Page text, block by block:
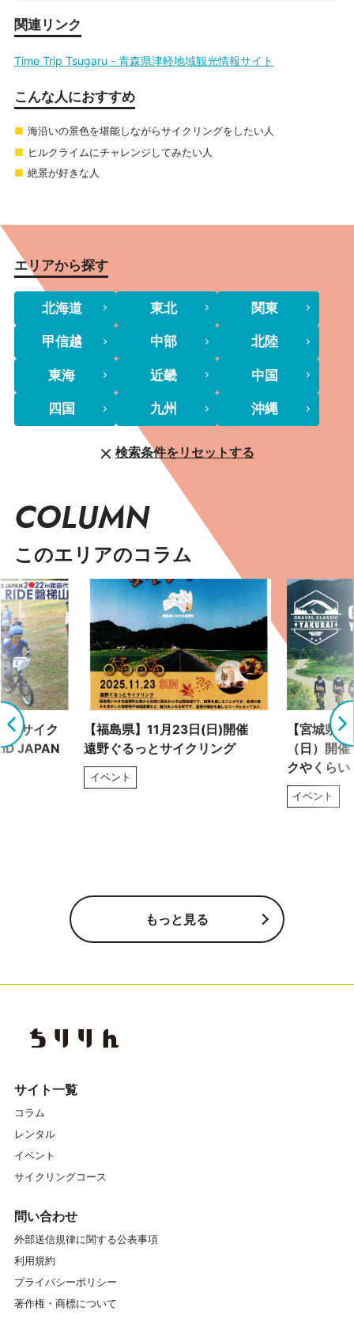
関連リンク
Time Trip Tsugaru - 青森県津軽地域観光情報サイト
こんな人におすすめ
海沿いの景色を堪能しながらサイクリングをしたい人
ヒルクライムにチャレンジしてみたい人
絶景が好きな人
エリアから探す
北海道 東北 関東
甲信越 中部 北陸
東海 近畿 中国
四国 九州 沖縄
検索条件をリセットする
COLUMN
このエリアのコラム
るサイク
JAPAN
【福島県】11月23日(日)開催
遠野ぐるっとサイクリング
イベント
【宮城県
（日）開
クやくらい
イベント
もっと見る
サイト一覧
コラム
レンタル
イベント
サイクリングコース
問い合わせ
外部送信規律に関する公表事項
利用規約
プライバシーポリシー
著作権・商標について